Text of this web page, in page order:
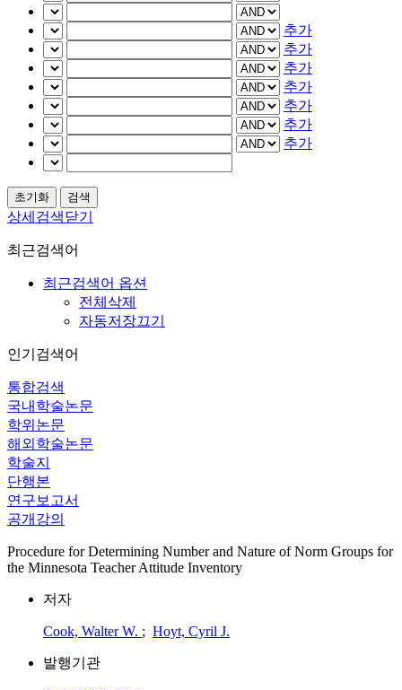
추가
추가
추가
추가
추가
추가
추가
상세검색닫기
최근검색어
최근검색어 옵션
전체삭제
자동저장끄기
인기검색어
통합검색
국내학술논문
학위논문
해외학술논문
학술지
단행본
연구보고서
공개강의
Procedure for Determining Number and Nature of Norm Groups for
the Minnesota Teacher Attitude Inventory
저자
Cook, Walter W. ; Hoyt, Cyril J.
발행기관